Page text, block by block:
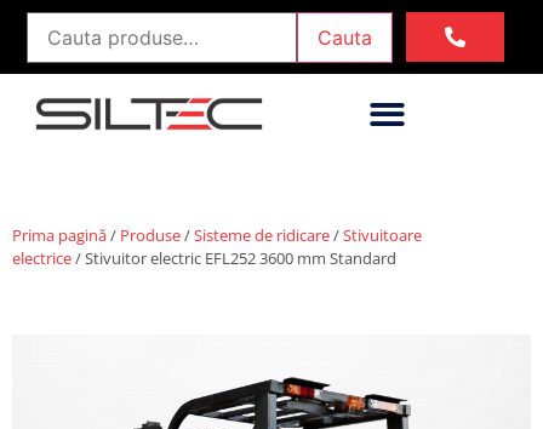
Cauta
Prima pagină/ Produse/Sisteme de ridicare/Stivuitoare
electrice/ Stivuitor electric EFL252 3600 mm Standard